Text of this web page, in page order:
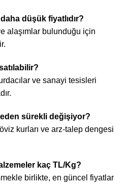
düşük fiyatlıdır?
alaşımlar bulunduğu için
ve sanayi tesisleri
sürekli değişiyor?
kurları ve arz-talep dengesi
kaç TL/Kg?
birlikte, en güncel fiyatlar